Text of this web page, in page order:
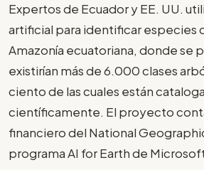
Expertos de Ecuador y EE. UU.
artificial para identificar especies
Amazonía ecuatoriana, donde se
existirían más de 6.000 clases
ciento de las cuales están
científicamente. El proyecto
financiero del National
programa AI for Earth de